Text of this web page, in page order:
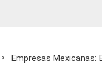
Empresas